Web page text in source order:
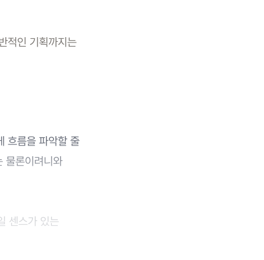
적인 기획까지는
흐름을 파악할 줄
물론이려니와
센스가 있는